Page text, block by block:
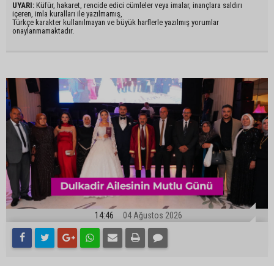
UYARI: Küfür, hakaret, rencide edici cümleler veya imalar, inançlara saldırı
içeren, imla kuralları ile yazılmamış,
Türkçe karakter kullanılmayan ve büyük harflerle yazılmış yorumlar
onaylanmamaktadır.
14:46 04 Ağustos 2026